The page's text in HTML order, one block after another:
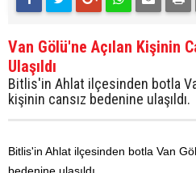
Van Gölü'ne Açılan Kişinin
Ulaşıldı
Bitlis'in Ahlat ilçesinden botla
kişinin cansız bedenine ulaşıldı.
Bitlis'in Ahlat ilçesinden botla Van